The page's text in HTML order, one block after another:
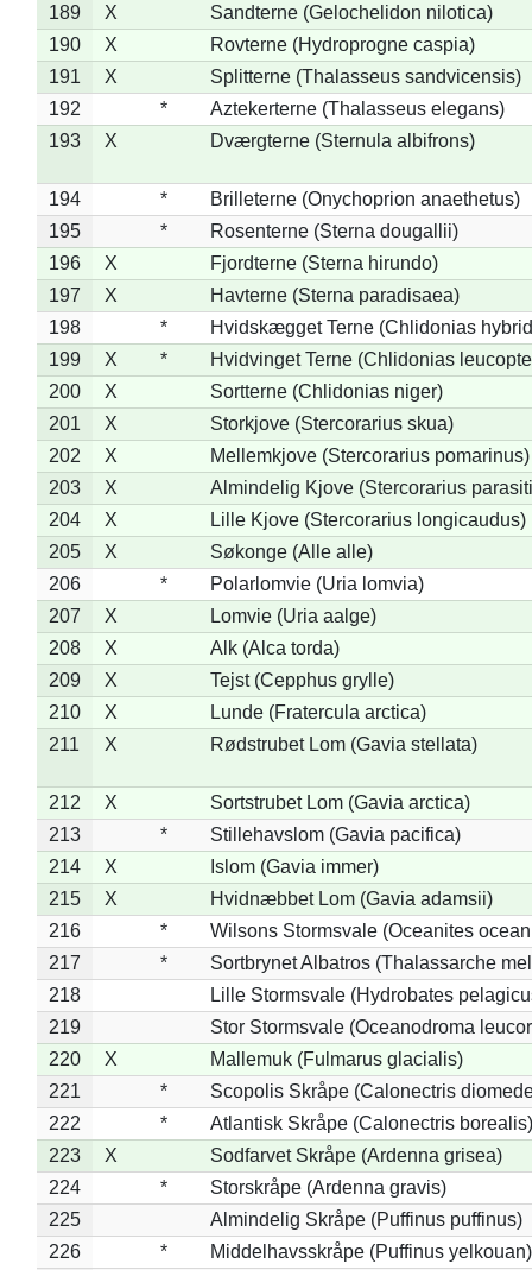
189
X
Sandterne (Gelochelidon nilotica)
190
X
Rovterne (Hydroprogne caspia)
191
X
Splitterne (Thalasseus sandvicensis)
192
*
Aztekerterne (Thalasseus elegans)
193
X Dværgterne (Sternula albifrons)
194 *
Brilleterne (Onychoprion anaethetus)
195
*
Rosenterne (Sterna dougallii)
196
X
Fjordterne (Sterna hirundo)
197
X
Havterne (Sterna paradisaea)
198
*
Hvidskægget Terne (Chlidonias
199
X *
Hvidvinget Terne (Chlidonias
200
X
Sortterne (Chlidonias niger)
201
X
Storkjove (Stercorarius skua)
202
X
Mellemkjove (Stercorarius pomarinus)
203
X
Almindelig Kjove (Stercorarius
204
X
Lille Kjove (Stercorarius longicaudus)
205
X
Søkonge (Alle alle)
206
*
Polarlomvie (Uria lomvia)
207
X
Lomvie (Uria aalge)
208
X
Alk (Alca torda)
209
X
Tejst (Cepphus grylle)
210
X
Lunde (Fratercula arctica)
211
X Rødstrubet Lom (Gavia stellata)
212 X
Sortstrubet Lom (Gavia arctica)
213
*
Stillehavslom (Gavia pacifica)
214
X
Islom (Gavia immer)
215
X
Hvidnæbbet Lom (Gavia adamsii)
216
*
Wilsons Stormsvale (Oceanites
217
*
Sortbrynet Albatros (Thalassarche
218
Lille Stormsvale (Hydrobates
219
Stor Stormsvale (Oceanodroma
220
X
Mallemuk (Fulmarus glacialis)
221
*
Scopolis Skråpe (Calonectris
222
*
Atlantisk Skråpe (Calonectris borealis)
223
X
Sodfarvet Skråpe (Ardenna grisea)
224
*
Storskråpe (Ardenna gravis)
225
Almindelig Skråpe (Puffinus puffinus)
226
* Middelhavsskråpe (Puffinus yelkouan)